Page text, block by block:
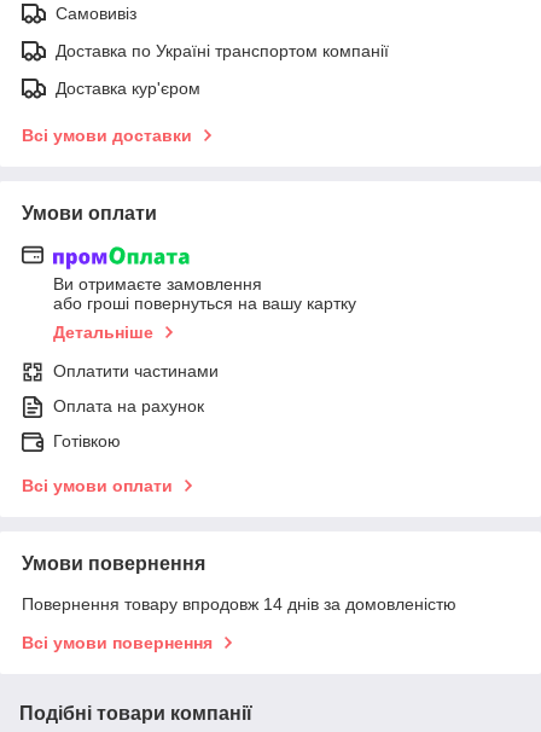
Самовивіз
Доставка по Україні транспортом компанії
Доставка кур'єром
Всі умови доставки
Умови оплати
Ви отримаєте замовлення
або гроші повернуться на вашу картку
Детальніше
Оплатити частинами
Оплата на рахунок
Готівкою
Всі умови оплати
Умови повернення
Повернення товару впродовж 14 днів за домовленістю
Всі умови повернення
Подібні товари компанії